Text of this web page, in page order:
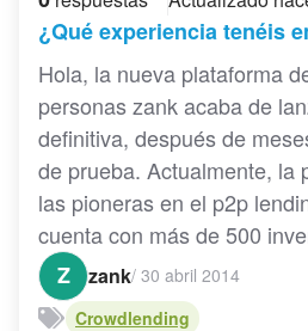
¿Qué experiencia tenéis
Hola, la nueva plataforma
personas zank acaba de
definitiva, después de
de prueba. Actualmente, la
las pioneras en el p2p
cuenta con más de 500
Z
zank/ 30 abril 2014
Crowdlending